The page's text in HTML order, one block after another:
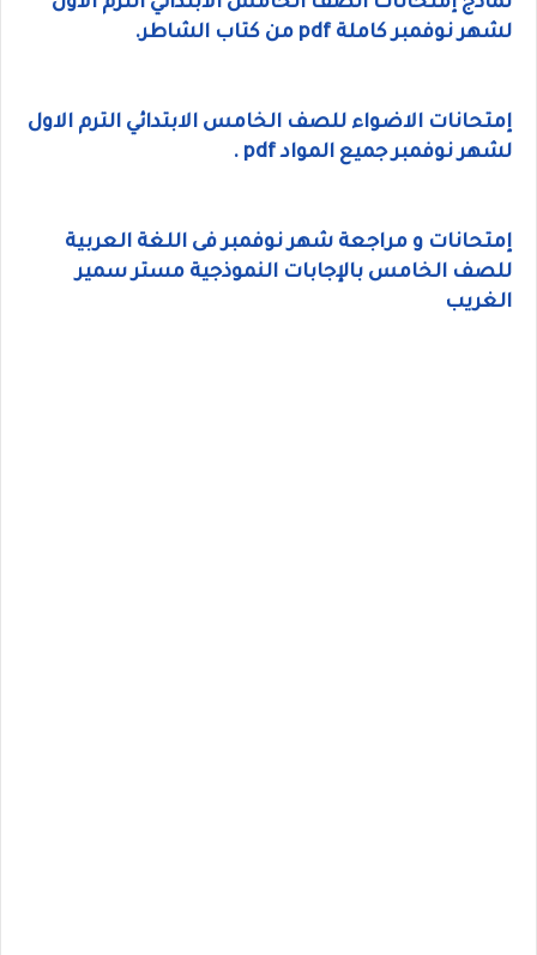
لشهر نوفمبر كاملة pdf من كتاب الشاطر.
إمتحانات الاضواء للصف الخامس الابتدائي الترم الاول
لشهر نوفمبر جميع المواد pdf .
إمتحانات و مراجعة شهر نوفمبر فى اللغة العربية
للصف الخامس بالإجابات النموذجية مستر سمير
الغريب